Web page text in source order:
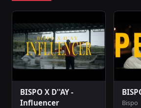
BISPO X D''AY -
Influencer
Bispo